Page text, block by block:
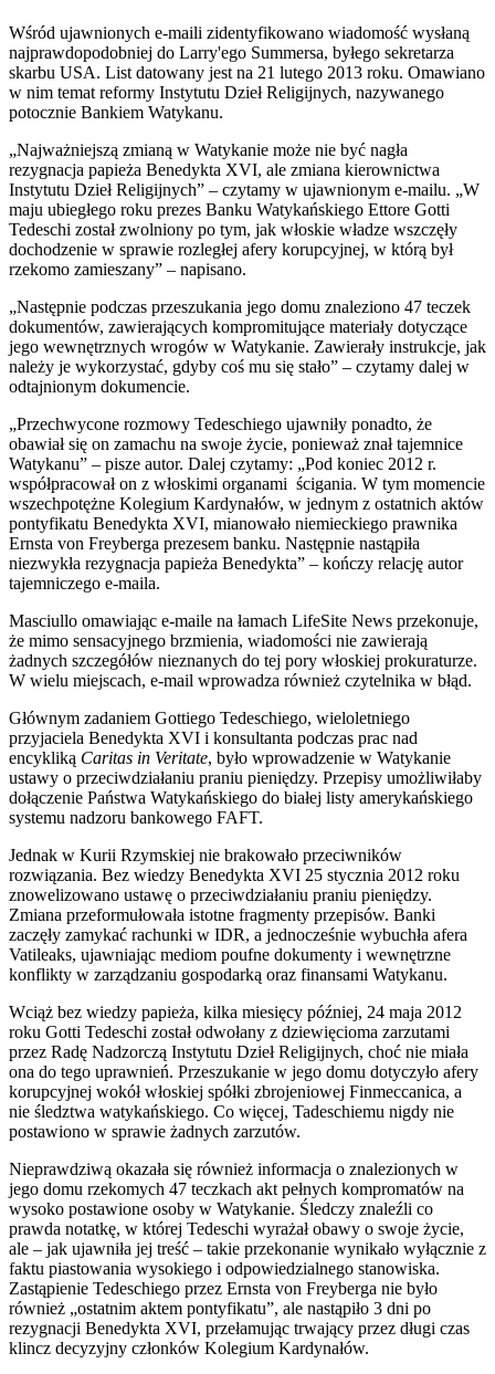
Wśród ujawnionych e-maili zidentyfikowano wiadomość wysłaną
najprawdopodobniej do Larry'ego Summersa, byłego sekretarza
skarbu USA. List datowany jest na 21 lutego 2013 roku. Omawiano
w nim temat reformy Instytutu Dzieł Religijnych, nazywanego
potocznie Bankiem Watykanu.
„Najważniejszą zmianą w Watykanie może nie być nagła
rezygnacja papieża Benedykta XVI, ale zmiana kierownictwa
Instytutu Dzieł Religijnych” – czytamy w ujawnionym e-mailu. „W
maju ubiegłego roku prezes Banku Watykańskiego Ettore Gotti
Tedeschi został zwolniony po tym, jak włoskie władze wszczęły
dochodzenie w sprawie rozległej afery korupcyjnej, w którą był
rzekomo zamieszany” – napisano.
„Następnie podczas przeszukania jego domu znaleziono 47 teczek
dokumentów, zawierających kompromitujące materiały dotyczące
jego wewnętrznych wrogów w Watykanie. Zawierały instrukcje, jak
należy je wykorzystać, gdyby coś mu się stało” – czytamy dalej w
odtajnionym dokumencie.
„Przechwycone rozmowy Tedeschiego ujawniły ponadto, że
obawiał się on zamachu na swoje życie, ponieważ znał tajemnice
Watykanu” – pisze autor. Dalej czytamy: „Pod koniec 2012 r.
współpracował on z włoskimi organami ścigania. W tym momencie
wszechpotężne Kolegium Kardynałów, w jednym z ostatnich aktów
pontyfikatu Benedykta XVI, mianowało niemieckiego prawnika
Ernsta von Freyberga prezesem banku. Następnie nastąpiła
niezwykła rezygnacja papieża Benedykta” – kończy relację autor
tajemniczego e-maila.
Masciullo omawiając e-maile na łamach LifeSite News przekonuje,
że mimo sensacyjnego brzmienia, wiadomości nie zawierają
żadnych szczegółów nieznanych do tej pory włoskiej prokuraturze.
W wielu miejscach, e-mail wprowadza również czytelnika w błąd.
Głównym zadaniem Gottiego Tedeschiego, wieloletniego
przyjaciela Benedykta XVI i konsultanta podczas prac nad
encykliką Caritas in Veritate, było wprowadzenie w Watykanie
ustawy o przeciwdziałaniu praniu pieniędzy. Przepisy umożliwiłaby
dołączenie Państwa Watykańskiego do białej listy amerykańskiego
systemu nadzoru bankowego FAFT.
Jednak w Kurii Rzymskiej nie brakowało przeciwników
rozwiązania. Bez wiedzy Benedykta XVI 25 stycznia 2012 roku
znowelizowano ustawę o przeciwdziałaniu praniu pieniędzy.
Zmiana przeformułowała istotne fragmenty przepisów. Banki
zaczęły zamykać rachunki w IDR, a jednocześnie wybuchła afera
Vatileaks, ujawniając mediom poufne dokumenty i wewnętrzne
konflikty w zarządzaniu gospodarką oraz finansami Watykanu.
Wciąż bez wiedzy papieża, kilka miesięcy później, 24 maja 2012
roku Gotti Tedeschi został odwołany z dziewięcioma zarzutami
przez Radę Nadzorczą Instytutu Dzieł Religijnych, choć nie miała
ona do tego uprawnień. Przeszukanie w jego domu dotyczyło afery
korupcyjnej wokół włoskiej spółki zbrojeniowej Finmeccanica, a
nie śledztwa watykańskiego. Co więcej, Tadeschiemu nigdy nie
postawiono w sprawie żadnych zarzutów.
Nieprawdziwą okazała się również informacja o znalezionych w
jego domu rzekomych 47 teczkach akt pełnych kompromatów na
wysoko postawione osoby w Watykanie. Śledczy znaleźli co
prawda notatkę, w której Tedeschi wyrażał obawy o swoje życie,
ale – jak ujawniła jej treść – takie przekonanie wynikało wyłącznie z
faktu piastowania wysokiego i odpowiedzialnego stanowiska.
Zastąpienie Tedeschiego przez Ernsta von Freyberga nie było
również „ostatnim aktem pontyfikatu”, ale nastąpiło 3 dni po
rezygnacji Benedykta XVI, przełamując trwający przez długi czas
klincz decyzyjny członków Kolegium Kardynałów.